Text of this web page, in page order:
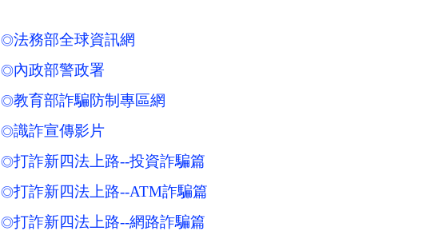
◎法務部全球資訊網
◎內政部警政署
◎教育部詐騙防制專區網
◎識詐宣傳影片
◎打詐新四法上路--投資詐騙篇
◎打詐新四法上路--ATM詐騙篇
◎打詐新四法上路--網路詐騙篇